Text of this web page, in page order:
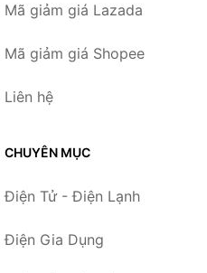
Mã giảm giá Lazada
Mã giảm giá Shopee
Liên hệ
CHUYÊN MỤC
Điện Tử - Điện Lạnh
Điện Gia Dụng